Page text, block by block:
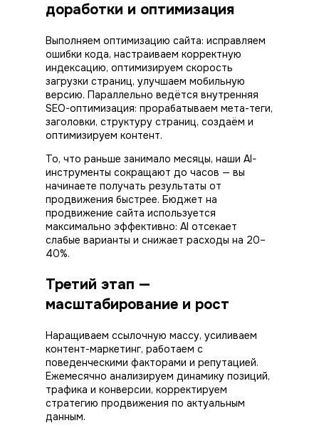
доработки и оптимизация
Выполняем оптимизацию сайта: исправляем
ошибки кода, настраиваем корректную
индексацию, оптимизируем скорость
загрузки страниц, улучшаем мобильную
версию. Параллельно ведётся внутренняя
SEO-оптимизация: прорабатываем мета-теги,
заголовки, структуру страниц, создаём и
оптимизируем контент.
То, что раньше занимало месяцы, наши AI-
инструменты сокращают до часов — вы
начинаете получать результаты от
продвижения быстрее. Бюджет на
продвижение сайта используется
максимально эффективно: AI отсекает
слабые варианты и снижает расходы на 20–
40%.
Третий этап —
масштабирование и рост
Наращиваем ссылочную массу, усиливаем
контент-маркетинг, работаем с
поведенческими факторами и репутацией.
Ежемесячно анализируем динамику позиций,
трафика и конверсии, корректируем
стратегию продвижения по актуальным
данным.